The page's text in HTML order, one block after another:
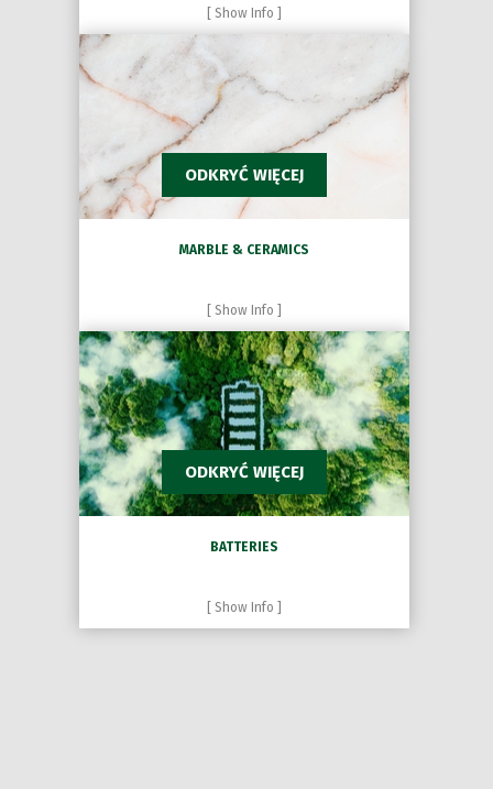
[ Show Info ]
ODKRYĆ WIĘCEJ
MARBLE & CERAMICS
[ Show Info ]
ODKRYĆ WIĘCEJ
BATTERIES
[ Show Info ]